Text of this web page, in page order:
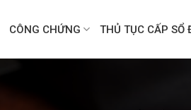
CÔNG CHỨNG THỦ TỤC CẤP SỔ